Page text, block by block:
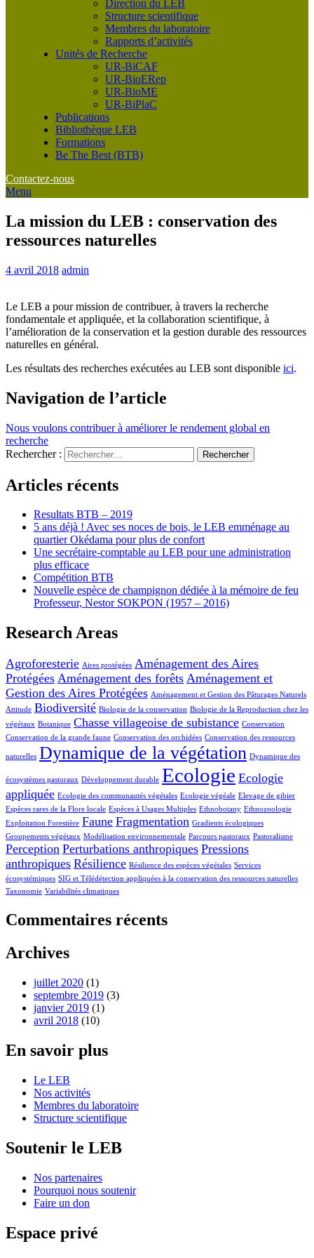
Direction du LEB
Structure scientifique
Membres du laboratoire
Rapports d’activités
Unités de Recherche
UR-BiCAF
UR-BioERep
UR-BioME
UR-BiPlaC
Publications
Bibliothèque LEB
Formations
Be The Best (BTB)
Contactez-nous
Menu
La mission du LEB : conservation des
ressources naturelles
4 avril 2018 admin
Le LEB a pour mission de contribuer, à travers la recherche
fondamentale et appliquée, et la collaboration scientifique, à
l’amélioration de la conservation et la gestion durable des ressources
naturelles en général.
Les résultats des recherches exécutées au LEB sont disponible ici.
Navigation de l’article
Nous voulons contribuer à améliorer le rendement global en
recherche
Rechercher :
Articles récents
Resultats BTB – 2019
5 ans déjà ! Avec ses noces de bois, le LEB emménage au
quartier Okédama pour plus de confort
Une secrétaire-comptable au LEB pour une administration
plus efficace
Compétition BTB
Nouvelle espèce de champignon dédiée à la mémoire de feu
Professeur, Nestor SOKPON (1957 – 2016)
Research Areas
Agroforesterie Aires protégées Aménagement des Aires
Protégées Aménagement des forêts Aménagement et
Gestion des Aires Protégées Aménagement et Gestion des Pâturages Naturels
Attitude Biodiversité Biologie de la conservation Biologie de la Reproduction chez les
végétaux Botanique Chasse villageoise de subistance Conservation
Conservation de la grande faune Conservation des orchidées Conservation des ressources
naturelles Dynamique de la végétation Dynamique des
écosystèmes pastoraux Développement durable Ecologie Ecologie
appliquée Ecologie des communautés végétales Ecologie végéale Elevage de gibier
Espèces rares de la Flore locale Espèces à Usages Multiples Ethnobotany Ethnozoologie
Exploitation Forestière Faune Fragmentation Gradients écologiques
Groupements végétaux Modélisation environnementale Parcours pastoraux Pastoralisme
Perception Perturbations anthropiques Pressions
anthropiques Résilience Résilience des espèces végétales Services
écosystémiques SIG et Télédétection appliquées à la conservation des ressources naturelles
Taxonomie Variabilités climatiques
Commentaires récents
Archives
juillet 2020 (1)
septembre 2019 (3)
janvier 2019 (1)
avril 2018 (10)
En savoir plus
Le LEB
Nos activités
Membres du laboratoire
Structure scientifique
Soutenir le LEB
Nos partenaires
Pourquoi nous soutenir
Faire un don
Espace privé